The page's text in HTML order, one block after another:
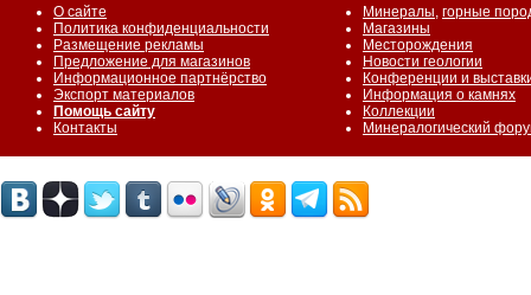
О сайте
Политика конфиденциальности
Размещение рекламы
Предложение для магазинов
Информационное партнёрство
Экспорт материалов
Помощь сайту
Контакты
Минералы, горные
Магазины
Месторождения
Новости геологии
Конференции и
Информация о камнях
Коллекции
Минералогический